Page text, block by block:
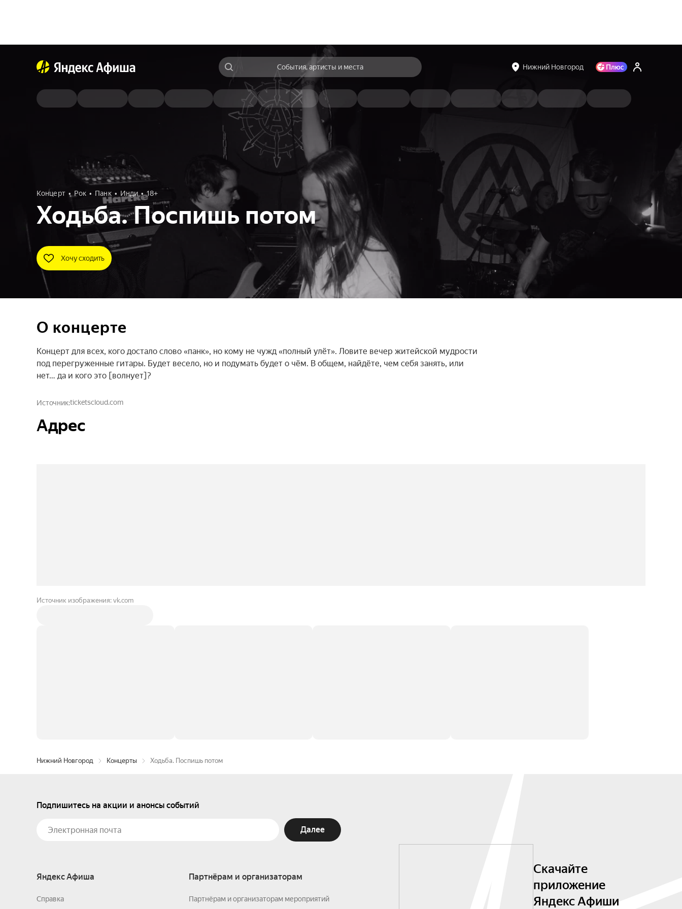
События, артисты и места Нижний Новгород
Концерт Рок Панк Инди 18+
Ходьба. Поспишь потом
Хочу сходить
О концерте
Концерт для всех, кого достало слово «панк», но кому не чужд «полный улёт». Ловите вечер житейской мудрости
под перегруженные гитары. Будет весело, но и подумать будет о чём. В общем, найдёте, чем себя занять, или
нет… да и кого это [волнует]?
Источникticketscloud.com
Адрес
Источник изображения: vk.com
Нижний Новгород Концерты Ходьба. Поспишь потом
Подпишитесь на акции и анонсы событий
Далее
Яндекс Афиша
Справка
Партнёрам и организаторам
Партнёрам и организаторам мероприятий
Скачайте
приложение
Яндекс Афиши